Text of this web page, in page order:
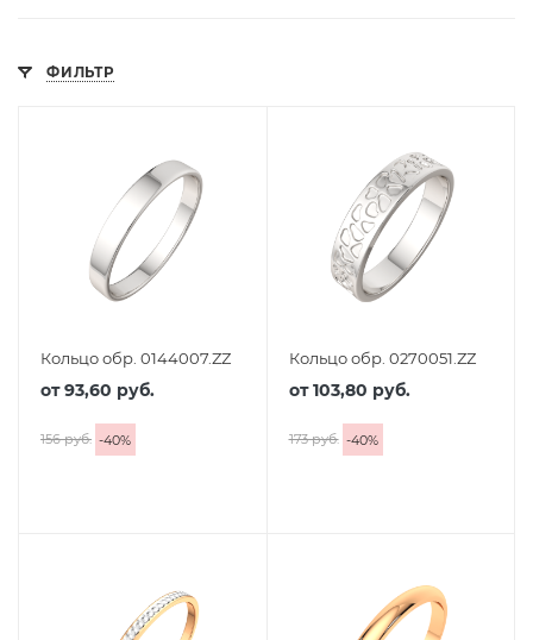
ФИЛЬТР
Кольцо обр. 0144007.ZZ
от93,60 руб.
156 руб. -40%
Кольцо обр. 0270051.ZZ
от103,80 руб.
173 руб. -40%